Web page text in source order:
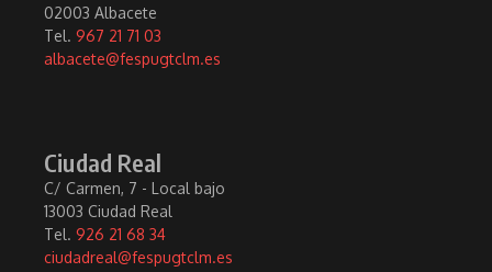
02003 Albacete
Tel. 967 21 71 03
albacete@fespugtclm.es
Ciudad Real
C/ Carmen, 7 - Local bajo
13003 Ciudad Real
Tel. 926 21 68 34
ciudadreal@fespugtclm.es